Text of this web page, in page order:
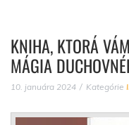
KNIHA, KTORÁ
MÁGIA
10. januára 2024 Kategórie